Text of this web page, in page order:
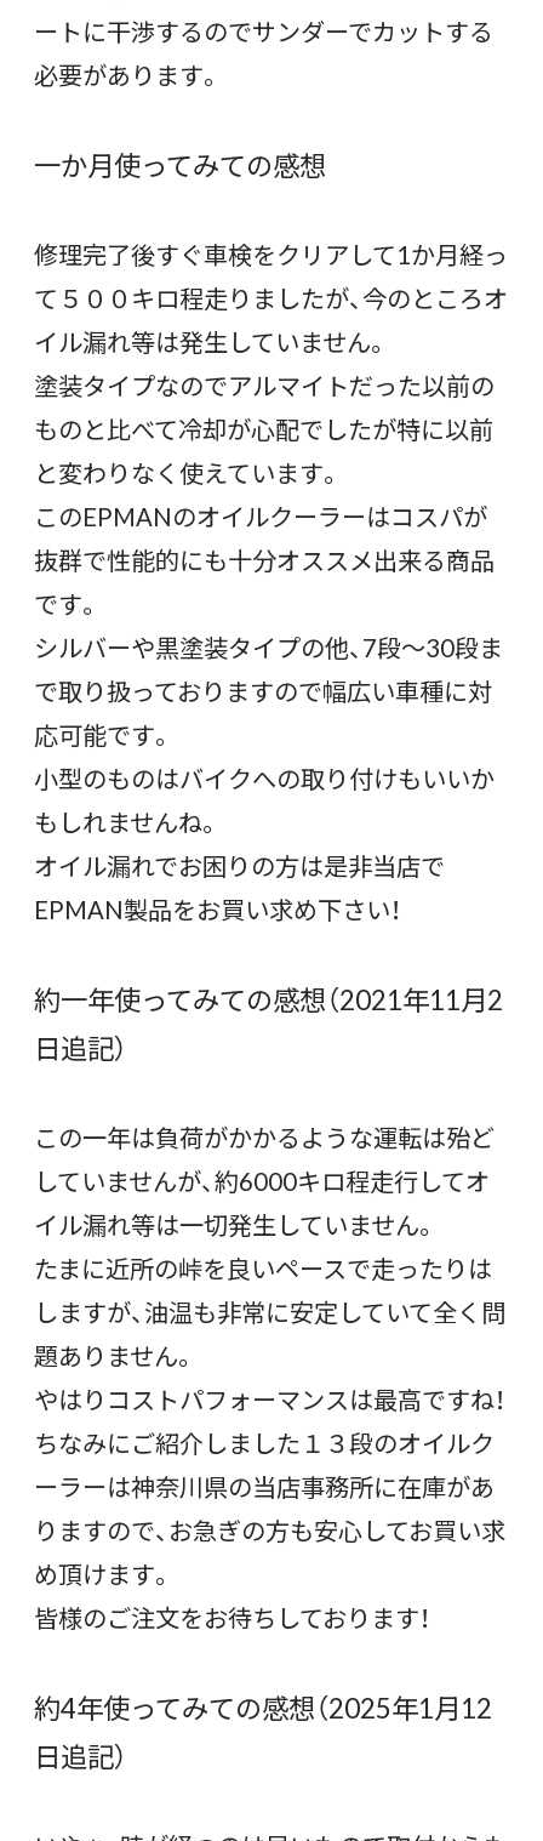
ートに干渉するのでサンダーでカットする
必要があります。
一か月使ってみての感想
修理完了後すぐ車検をクリアして1か月経っ
て５００キロ程走りましたが、今のところオ
イル漏れ等は発生していません。
塗装タイプなのでアルマイトだった以前の
ものと比べて冷却が心配でしたが特に以前
と変わりなく使えています。
このEPMANのオイルクーラーはコスパが
抜群で性能的にも十分オススメ出来る商品
です。
シルバーや黒塗装タイプの他、7段～30段ま
で取り扱っておりますので幅広い車種に対
応可能です。
小型のものはバイクへの取り付けもいいか
もしれませんね。
オイル漏れでお困りの方は是非当店で
EPMAN製品をお買い求め下さい！
約一年使ってみての感想（2021年11月2
日追記）
この一年は負荷がかかるような運転は殆ど
していませんが、約6000キロ程走行してオ
イル漏れ等は一切発生していません。
たまに近所の峠を良いペースで走ったりは
しますが、油温も非常に安定していて全く問
題ありません。
やはりコストパフォーマンスは最高ですね！
ちなみにご紹介しました１３段のオイルク
ーラーは神奈川県の当店事務所に在庫があ
りますので、お急ぎの方も安心してお買い求
め頂けます。
皆様のご注文をお待ちしております！
約4年使ってみての感想（2025年1月12
日追記）